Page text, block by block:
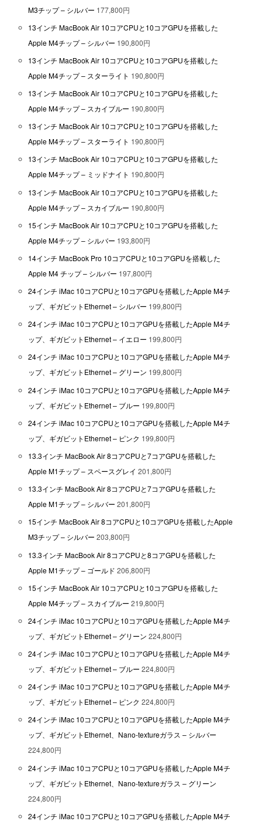
M3チップ – シルバー 177,800円
13インチ MacBook Air 10コアCPUと10コアGPUを搭載した
Apple M4チップ – シルバー 190,800円
13インチ MacBook Air 10コアCPUと10コアGPUを搭載した
Apple M4チップ – スターライト 190,800円
13インチ MacBook Air 10コアCPUと10コアGPUを搭載した
Apple M4チップ – スカイブルー 190,800円
13インチ MacBook Air 10コアCPUと10コアGPUを搭載した
Apple M4チップ – スターライト 190,800円
13インチ MacBook Air 10コアCPUと10コアGPUを搭載した
Apple M4チップ – ミッドナイト 190,800円
13インチ MacBook Air 10コアCPUと10コアGPUを搭載した
Apple M4チップ – スカイブルー 190,800円
15インチ MacBook Air 10コアCPUと10コアGPUを搭載した
Apple M4チップ – シルバー 193,800円
14インチ MacBook Pro 10コアCPUと10コアGPUを搭載した
Apple M4 チップ – シルバー 197,800円
24インチ iMac 10コアCPUと10コアGPUを搭載したApple M4チ
ップ、ギガビットEthernet – シルバー 199,800円
24インチ iMac 10コアCPUと10コアGPUを搭載したApple M4チ
ップ、ギガビットEthernet – イエロー 199,800円
24インチ iMac 10コアCPUと10コアGPUを搭載したApple M4チ
ップ、ギガビットEthernet – グリーン 199,800円
24インチ iMac 10コアCPUと10コアGPUを搭載したApple M4チ
ップ、ギガビットEthernet – ブルー 199,800円
24インチ iMac 10コアCPUと10コアGPUを搭載したApple M4チ
ップ、ギガビットEthernet – ピンク 199,800円
13.3インチ MacBook Air 8コアCPUと7コアGPUを搭載した
Apple M1チップ – スペースグレイ 201,800円
13.3インチ MacBook Air 8コアCPUと7コアGPUを搭載した
Apple M1チップ – シルバー 201,800円
15インチ MacBook Air 8コアCPUと10コアGPUを搭載したApple
M3チップ – シルバー 203,800円
13.3インチ MacBook Air 8コアCPUと8コアGPUを搭載した
Apple M1チップ – ゴールド 206,800円
15インチ MacBook Air 10コアCPUと10コアGPUを搭載した
Apple M4チップ – スカイブルー 219,800円
24インチ iMac 10コアCPUと10コアGPUを搭載したApple M4チ
ップ、ギガビットEthernet – グリーン 224,800円
24インチ iMac 10コアCPUと10コアGPUを搭載したApple M4チ
ップ、ギガビットEthernet – ブルー 224,800円
24インチ iMac 10コアCPUと10コアGPUを搭載したApple M4チ
ップ、ギガビットEthernet – ピンク 224,800円
24インチ iMac 10コアCPUと10コアGPUを搭載したApple M4チ
ップ、ギガビットEthernet、Nano-textureガラス – シルバー
224,800円
24インチ iMac 10コアCPUと10コアGPUを搭載したApple M4チ
ップ、ギガビットEthernet、Nano-textureガラス – グリーン
224,800円
24インチ iMac 10コアCPUと10コアGPUを搭載したApple M4チ